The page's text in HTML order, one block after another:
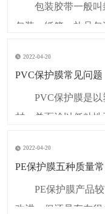
性能良好，耐化学
包装胶带一般叫
包装、纸箱、礼品
色、形状、尺寸定
2022-04-20
PVC保护膜常见问题
PVC保护膜是以
材，单面涂以低粘性
护膜是一种比较新
2022-04-20
PE保护膜五种质量
PE保护膜产品较
改进，但还是存在很